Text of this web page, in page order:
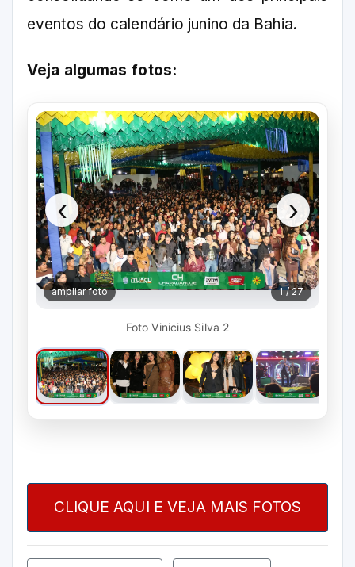
eventos do calendário junino da Bahia.
Veja algumas fotos:
‹ ›
ampliar foto 1 / 27
Foto Vinicius Silva 2
CLIQUE AQUI E VEJA MAIS FOTOS